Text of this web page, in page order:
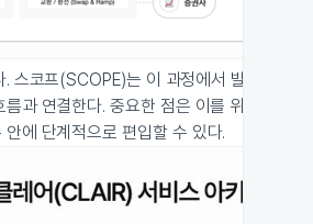
스코프(SCOPE)는 이 과정에서 발행, 유
과 연결한다. 중요한 점은 이를 위해 기존
에 단계적으로 편입할 수 있다.